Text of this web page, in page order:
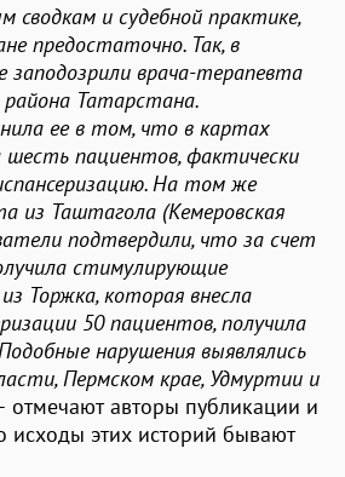
сводкам и судебной практике,
предостаточно. Так, в
заподозрили врача-терапевта
Татарстана.
ее в том, что в картах
шесть пациентов, фактически
На том же
из Таштагола (Кемеровская
подтвердили, что за счет
стимулирующие
Торжка, которая внесла
50 пациентов, получила
нарушения выявлялись
Пермском крае, Удмуртии и
отмечают авторы публикации и
исходы этих историй бывают